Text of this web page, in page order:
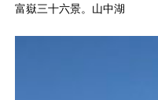
富嶽三十六景。山中湖